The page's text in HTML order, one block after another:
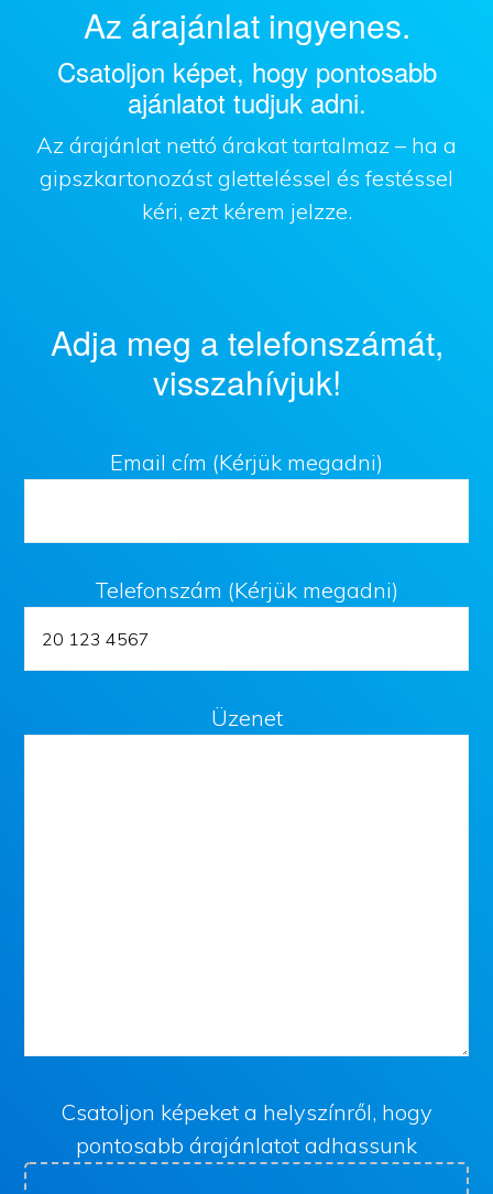
Az árajánlat ingyenes.
Csatoljon képet, hogy pontosabb
ajánlatot tudjuk adni.
Az árajánlat nettó árakat tartalmaz – ha a
gipszkartonozást gletteléssel és festéssel
kéri, ezt kérem jelzze.
Adja meg a telefonszámát,
visszahívjuk!
Email cím (Kérjük megadni)
Telefonszám (Kérjük megadni)
Üzenet
Csatoljon képeket a helyszínről, hogy
pontosabb árajánlatot adhassunk